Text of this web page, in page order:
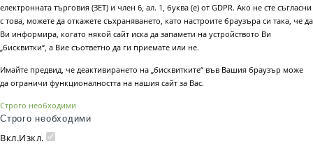
електронната търговия (ЗЕТ) и член 6, ал. 1, буква (е) от GDPR. Ако не сте съгласни
с това, можете да откажете съхраняването, като настроите браузъра си така, че да
Ви информира, когато някой сайт иска да запамети на устройството Ви
„бисквитки“, а Вие съответно да ги приемате или не.
Имайте предвид, че деактивирането на „бисквитките“ във Вашия браузър може
да ограничи функционалността на нашия сайт за Вас.
Строго необходими
Строго необходими
Вкл.Изкл.